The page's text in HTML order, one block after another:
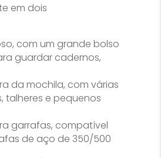
em dois
com um grande bolso
guardar cadernos,
da mochila, com várias
talheres e pequenos
garrafas, compatível
de aço de 350/500